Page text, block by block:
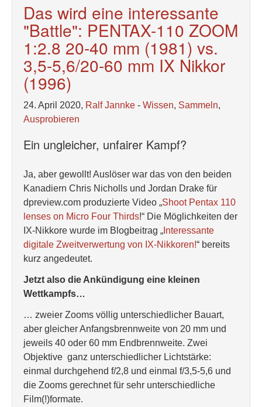
Das wird eine interessante
"Battle": PENTAX-110 ZOOM
1:2.8 20-40 mm (1981) vs.
3,5-5,6/20-60 mm IX Nikkor
(1996)
24. April 2020, Ralf Jannke - Wissen, Sammeln,
Ausprobieren
Ein ungleicher, unfairer Kampf?
Ja, aber gewollt! Auslöser war das von den beiden
Kanadiern Chris Nicholls und Jordan Drake für
dpreview.com produzierte Video „Shoot Pentax 110
lenses on Micro Four Thirds!“ Die Möglichkeiten der
IX-Nikkore wurde im Blogbeitrag „ Interessante
digitale Zweitverwertung von IX-Nikkoren!“ bereits
kurz angedeutet.
Jetzt also die Ankündigung eine kleinen
Wettkampfs…
… zweier Zooms völlig unterschiedlicher Bauart,
aber gleicher Anfangsbrennweite von 20 mm und
jeweils 40 oder 60 mm Endbrennweite. Zwei
Objektive ganz unterschiedlicher Lichtstärke:
einmal durchgehend f/2,8 und einmal f/3,5-5,6 und
die Zooms gerechnet für sehr unterschiedliche
Film(!)formate.